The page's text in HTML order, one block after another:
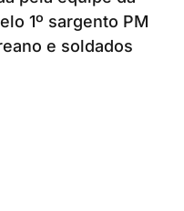
1º sargento PM
e soldados